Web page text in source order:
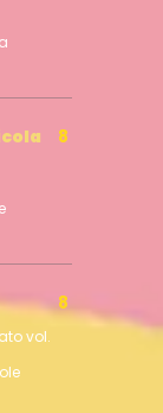
8
vol.
8